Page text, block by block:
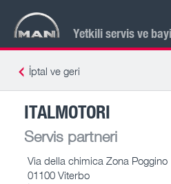
Yetkili servis ve
İptal ve geri
ITALMOTORI
Servis partneri
Via della chimica Zona Poggino
01100 Viterbo